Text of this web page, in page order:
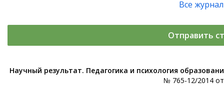
Все
Отправить
Научный результат. Педагогика и психология
№ 765-12/2014